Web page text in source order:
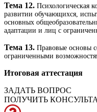
Тема 12. Психологическая
развитии обучающихся,
основных
адаптации и лиц с
Тема 13. Правовые основы
ограниченными
Итоговая аттестация
ЗАДАТЬ ВОПРОС
ПОЛУЧИТЬ